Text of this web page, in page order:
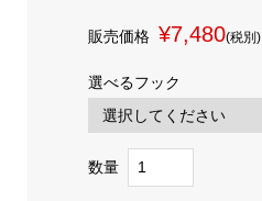
販売価格 ¥7,480(税別)
選べるフック
数量